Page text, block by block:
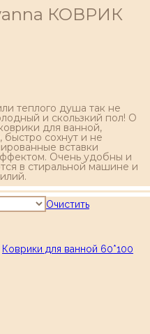
КОВРИК
теплого душа так не
и скользкий пол! О
для ванной,
быстро сохнут и не
вставки
Очень удобны и
в стиральной машине и
Очистить
Коврики для ванной 60*100